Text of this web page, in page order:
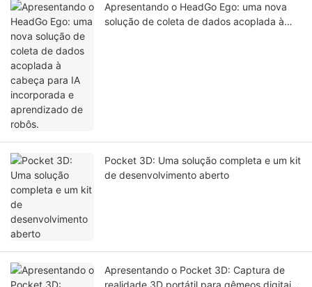
Apresentando o HeadGo Ego: uma nova
solução de coleta de dados acoplada à
Pocket 3D: Uma solução completa e um kit
de desenvolvimento aberto
Apresentando o Pocket 3D: Captura de